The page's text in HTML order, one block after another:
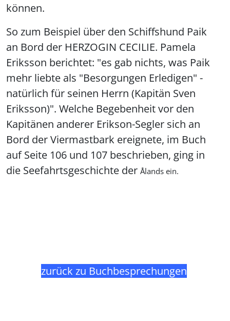
können.
So zum Beispiel über den Schiffshund Paik
an Bord der HERZOGIN CECILIE. Pamela
Eriksson berichtet: "es gab nichts, was Paik
mehr liebte als "Besorgungen Erledigen" -
natürlich für seinen Herrn (Kapitän Sven
Eriksson)". Welche Begebenheit vor den
Kapitänen anderer Erikson-Segler sich an
Bord der Viermastbark ereignete, im Buch
auf Seite 106 und 107 beschrieben, ging in
die Seefahrtsgeschichte der Ålands ein.
zurück zu Buchbesprechungen